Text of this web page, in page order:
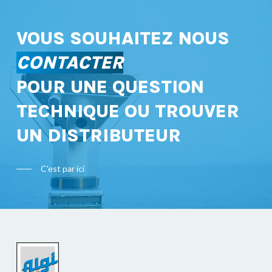
VOUS SOUHAITEZ NOUS
CONTACTER
POUR UNE QUESTION
TECHNIQUE OU TROUVER
UN DISTRIBUTEUR
C'est par ici